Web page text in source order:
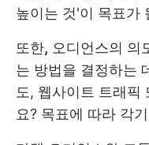
높이는 것'이 목표가
또한, 오디언스의 의
는 방법을 결정하는
도, 웹사이트 트래픽
요? 목표에 따라 각